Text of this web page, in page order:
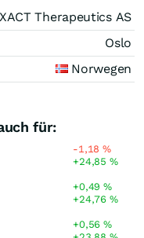
Therapeutics AS
Oslo
Norwegen
für:
-1,18%
+24,85%
+0,49%
+24,76%
+0,56%